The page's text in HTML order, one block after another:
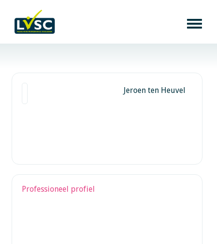
Jeroen ten Heuvel
Professioneel profiel